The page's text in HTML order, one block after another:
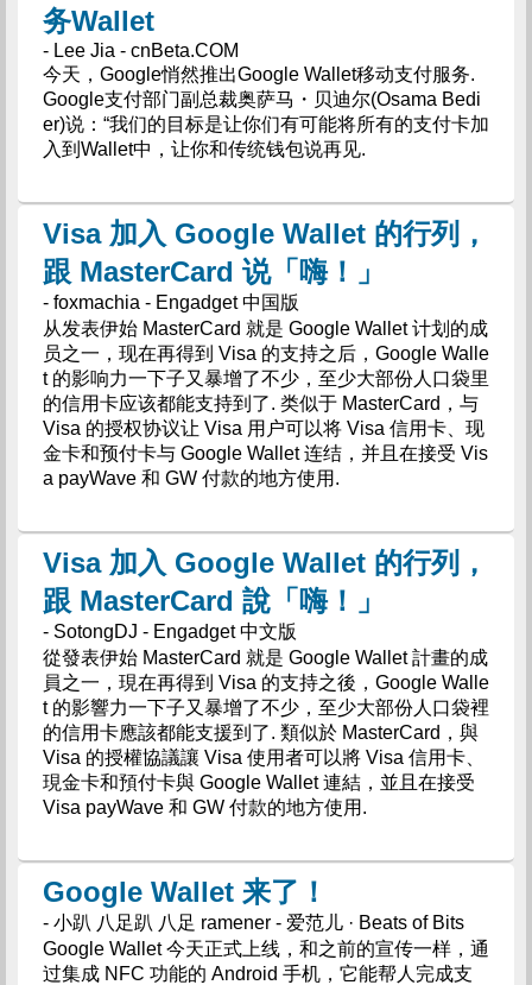
务Wallet
- Lee Jia - cnBeta.COM
今天，Google悄然推出Google Wallet移动支付服务.
Google支付部门副总裁奥萨马・贝迪尔(Osama Bedi
er)说：“我们的目标是让你们有可能将所有的支付卡加
入到Wallet中，让你和传统钱包说再见.
Visa 加入 Google Wallet 的行列，
跟 MasterCard 说「嗨！」
- foxmachia - Engadget 中国版
从发表伊始 MasterCard 就是 Google Wallet 计划的成
员之一，现在再得到 Visa 的支持之后，Google Walle
t 的影响力一下子又暴增了不少，至少大部份人口袋里
的信用卡应该都能支持到了. 类似于 MasterCard，与
Visa 的授权协议让 Visa 用户可以将 Visa 信用卡、现
金卡和预付卡与 Google Wallet 连结，并且在接受 Vis
a payWave 和 GW 付款的地方使用.
Visa 加入 Google Wallet 的行列，
跟 MasterCard 說「嗨！」
- SotongDJ - Engadget 中文版
從發表伊始 MasterCard 就是 Google Wallet 計畫的成
員之一，現在再得到 Visa 的支持之後，Google Walle
t 的影響力一下子又暴增了不少，至少大部份人口袋裡
的信用卡應該都能支援到了. 類似於 MasterCard，與
Visa 的授權協議讓 Visa 使用者可以將 Visa 信用卡、
現金卡和預付卡與 Google Wallet 連結，並且在接受
Visa payWave 和 GW 付款的地方使用.
Google Wallet 来了！
- 小趴 八足趴 八足 ramener - 爱范儿 · Beats of Bits
Google Wallet 今天正式上线，和之前的宣传一样，通
过集成 NFC 功能的 Android 手机，它能帮人完成支